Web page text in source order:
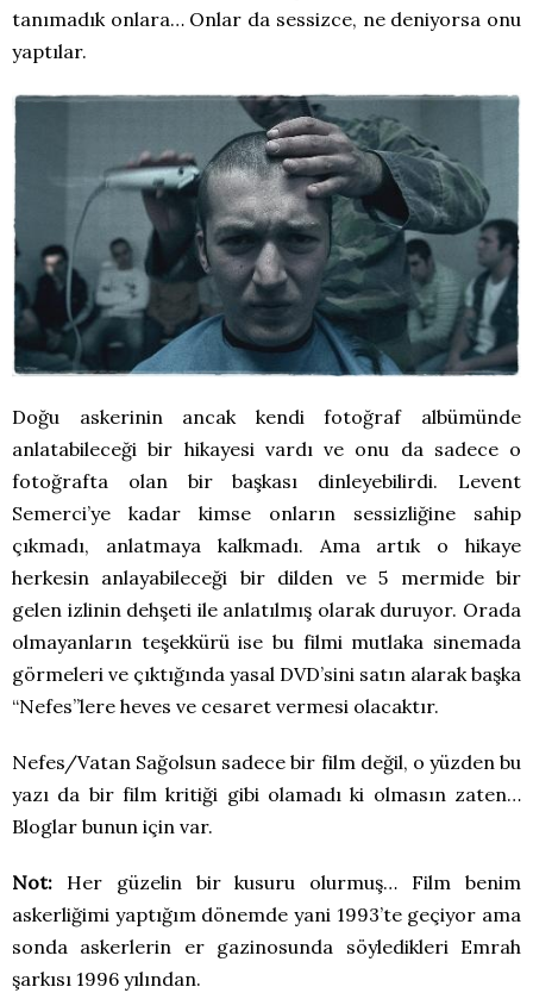
tanımadık onlara… Onlar da sessizce, ne deniyorsa onu
yaptılar.
Doğu askerinin ancak kendi fotoğraf albümünde
anlatabileceği bir hikayesi vardı ve onu da sadece o
fotoğrafta olan bir başkası dinleyebilirdi. Levent
Semerci’ye kadar kimse onların sessizliğine sahip
çıkmadı, anlatmaya kalkmadı. Ama artık o hikaye
herkesin anlayabileceği bir dilden ve 5 mermide bir
gelen izlinin dehşeti ile anlatılmış olarak duruyor. Orada
olmayanların teşekkürü ise bu filmi mutlaka sinemada
görmeleri ve çıktığında yasal DVD’sini satın alarak başka
“Nefes”lere heves ve cesaret vermesi olacaktır.
Nefes/Vatan Sağolsun sadece bir film değil, o yüzden bu
yazı da bir film kritiği gibi olamadı ki olmasın zaten…
Bloglar bunun için var.
Not: Her güzelin bir kusuru olurmuş… Film benim
askerliğimi yaptığım dönemde yani 1993’te geçiyor ama
sonda askerlerin er gazinosunda söyledikleri Emrah
şarkısı 1996 yılından.